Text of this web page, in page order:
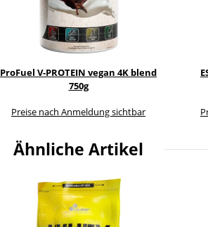
ProFuel V-PROTEIN vegan 4K blend
750g
Preise nach Anmeldung sichtbar
Ähnliche Artikel